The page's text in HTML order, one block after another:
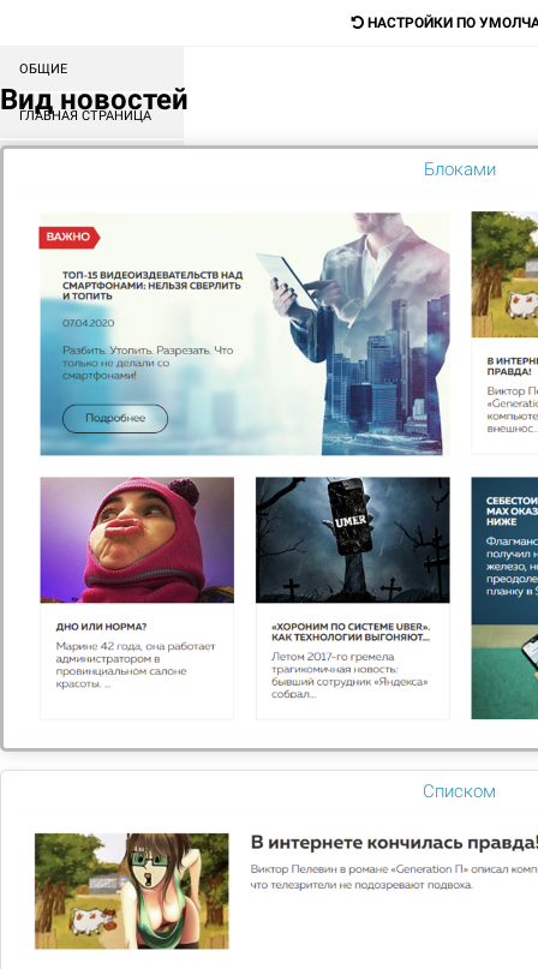
НАСТРОЙКИ ПО
ОБЩИЕ
ГЛАВНАЯ СТРАНИЦА
Вид новостей
Блоками
Списком
Поиск
ГЛАВНАЯ ОФИСНЫЕ ПРОГРАММЫ
WINDOWS
Подобрать по характеристикам
Сортировать по
Наименованию Популярности
Microsoft Windows 10 Home